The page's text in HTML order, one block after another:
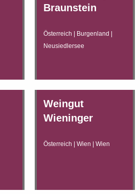
Braunstein
Österreich | Burgenland |
Neusiedlersee
Weingut
Wieninger
Österreich | Wien | Wien